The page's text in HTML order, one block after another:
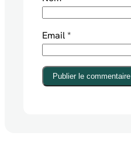
Email*
Publier le commentaire